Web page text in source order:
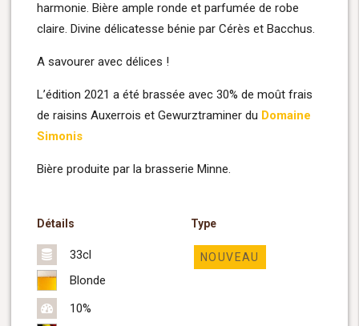
harmonie. Bière ample ronde et parfumée de robe
claire. Divine délicatesse bénie par Cérès et Bacchus.
A savourer avec délices !
L’édition 2021 a été brassée avec 30% de moût frais
de raisins Auxerrois et Gewurztraminer du Domaine
Simonis
Bière produite par la brasserie Minne.
Détails
33cl
Blonde
10%
Type
NOUVEAU